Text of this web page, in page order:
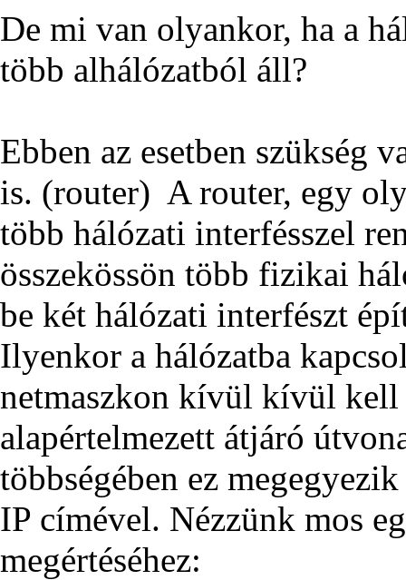
De mi van olyankor, ha a
több alhálózatból áll?
Ebben az esetben szükség
is. (router) A router, egy
több hálózati interfésszel
összekössön több fizikai
be két hálózati interfészt
Ilyenkor a hálózatba
netmaszkon kívül kívül kell
alapértelmezett átjáró
többségében ez
IP címével. Nézzünk mos
megértéséhez: